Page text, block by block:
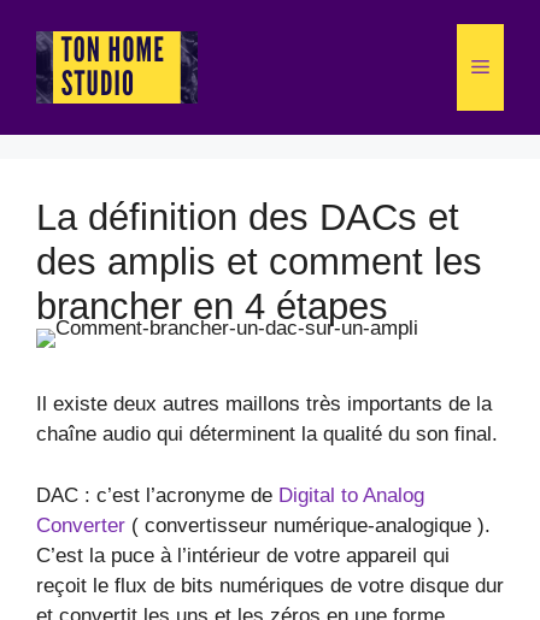
contenu
Menu
La définition des DACs et
des amplis et comment les
brancher en 4 étapes
Il existe deux autres maillons très importants de la
chaîne audio qui déterminent la qualité du son final.
DAC : c’est l’acronyme de Digital to Analog
Converter ( convertisseur numérique-analogique ).
C’est la puce à l’intérieur de votre appareil qui
reçoit le flux de bits numériques de votre disque dur
et convertit les uns et les zéros en une forme